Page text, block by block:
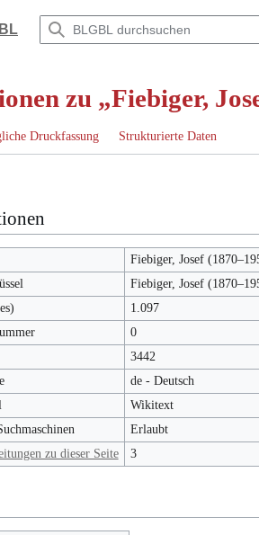
zu „Fiebiger,
Druckfassung Strukturierte Daten
Fiebiger, Josef
Fiebiger, Josef
1.097
0
3442
de - Deutsch
Wikitext
Erlaubt
zu dieser Seite
3